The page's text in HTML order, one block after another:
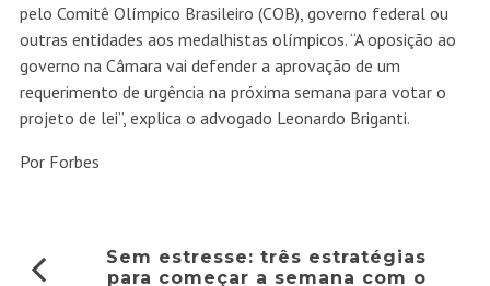
pelo Comitê Olímpico Brasileiro (COB), governo federal ou
outras entidades aos medalhistas olímpicos. “A oposição ao
governo na Câmara vai defender a aprovação de um
requerimento de urgência na próxima semana para votar o
projeto de lei”, explica o advogado Leonardo Briganti.
Por Forbes
Sem estresse: três estratégias
para começar a semana com o